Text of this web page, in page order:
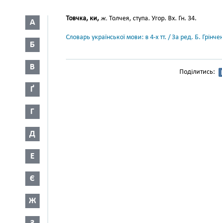
А
Б
В
Ґ
Г
Д
Е
Є
Ж
Товчка, ки, ж. Толчея, ступа. Угор. Вх. Гн. 34.
Словарь української мови: в 4-х тт. / За ред. Б.
Поділитись: